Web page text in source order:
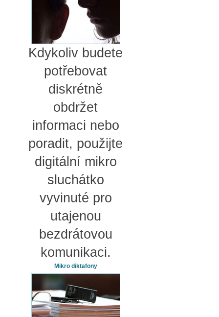
Kdykoliv budete
potřebovat
diskrétně
obdržet
informaci nebo
poradit, použijte
digitální mikro
sluchátko
vyvinuté pro
utajenou
bezdrátovou
komunikaci.
Mikro diktafony